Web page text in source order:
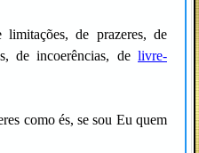
de prazeres, de
de incoerências, de livre-
como és, se sou Eu quem